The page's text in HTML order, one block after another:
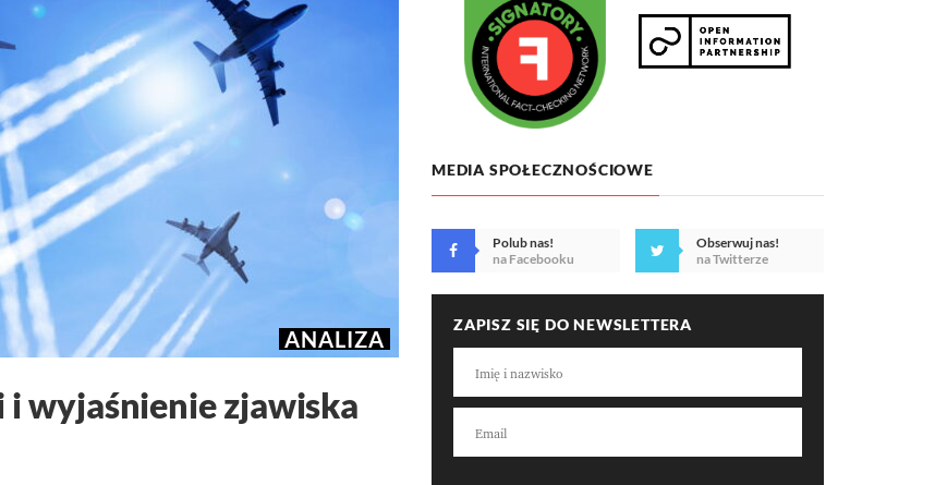
ANALIZA
wyjaśnienie zjawiska
MEDIA SPOŁECZNOŚCIOWE
Polub nas!
na Facebooku
Obserwuj nas!
na Twitterze
ZAPISZ SIĘ DO NEWSLETTERA